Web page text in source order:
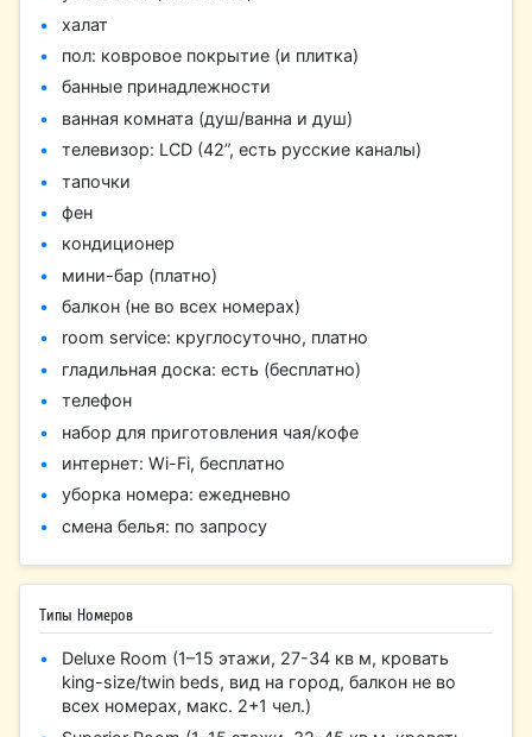
халат
пол: ковровое покрытие (и плитка)
банные принадлежности
ванная комната (душ/ванна и душ)
телевизор: LCD (42”, есть русские каналы)
тапочки
фен
кондиционер
мини-бар (платно)
балкон (не во всех номерах)
room service: круглосуточно, платно
гладильная доска: есть (бесплатно)
телефон
набор для приготовления чая/кофе
интернет: Wi-Fi, бесплатно
уборка номера: ежедневно
смена белья: по запросу
Типы Номеров
Deluxe Room (1–15 этажи, 27-34 кв м, кровать
king-size/twin beds, вид на город, балкон не во
всех номерах, макс. 2+1 чел.)